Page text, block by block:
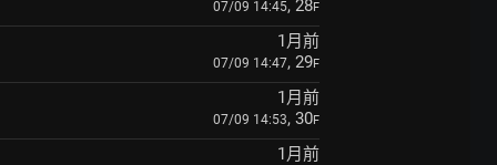
07/09 14:45, 28F
1月前
07/09 14:47, 29F
1月前
07/09 14:53, 30F
1月前